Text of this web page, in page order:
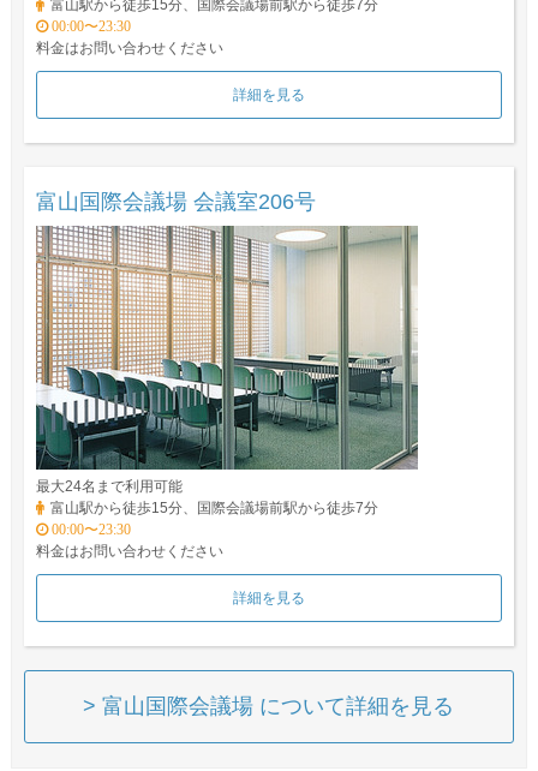
富山駅から徒歩15分、国際会議場前駅から徒歩7分
00:00〜23:30
料金はお問い合わせください
詳細を見る
富山国際会議場 会議室206号
最大24名まで利用可能
富山駅から徒歩15分、国際会議場前駅から徒歩7分
00:00〜23:30
料金はお問い合わせください
詳細を見る
> 富山国際会議場 について詳細を見る